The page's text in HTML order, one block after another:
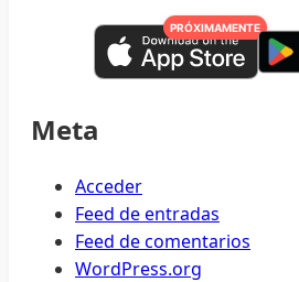
PRÓXIMAMENTE
Meta
Acceder
Feed de entradas
Feed de comentarios
WordPress.org